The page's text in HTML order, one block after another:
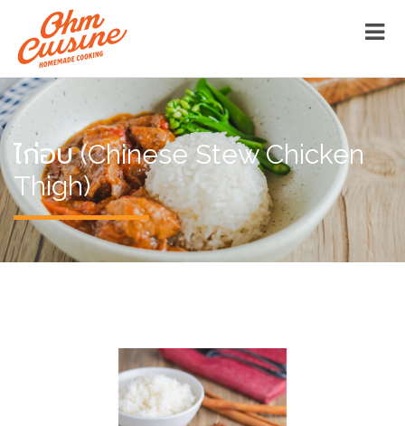
ไก่อบ (Chinese Stew Chicken
Thigh)